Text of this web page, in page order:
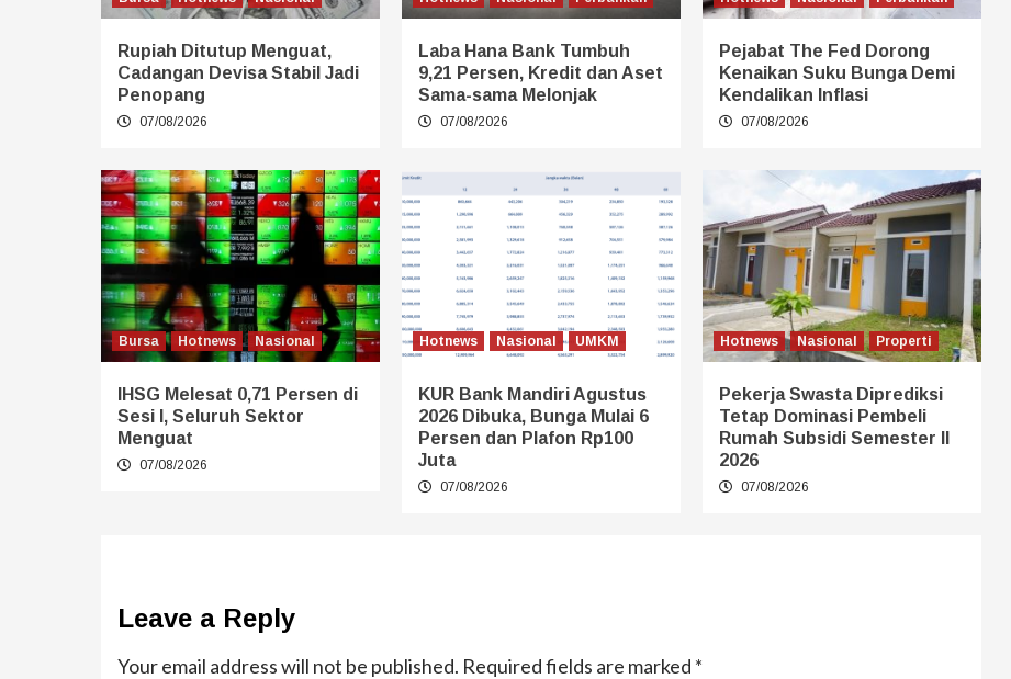
Rupiah Ditutup Menguat,
Cadangan Devisa Stabil Jadi
Penopang
07/08/2026
Laba Hana Bank Tumbuh
9,21 Persen, Kredit dan Aset
Sama-sama Melonjak
07/08/2026
Pejabat The Fed Dorong
Kenaikan Suku Bunga Demi
Kendalikan Inflasi
07/08/2026
Bursa Hotnews Nasional
IHSG Melesat 0,71 Persen di
Sesi I, Seluruh Sektor
Menguat
07/08/2026
Hotnews Nasional UMKM
KUR Bank Mandiri Agustus
2026 Dibuka, Bunga Mulai 6
Persen dan Plafon Rp100
Juta
07/08/2026
Hotnews Nasional Properti
Pekerja Swasta Diprediksi
Tetap Dominasi Pembeli
Rumah Subsidi Semester II
2026
07/08/2026
Leave a Reply
Your email address will not be published. Required fields are marked *